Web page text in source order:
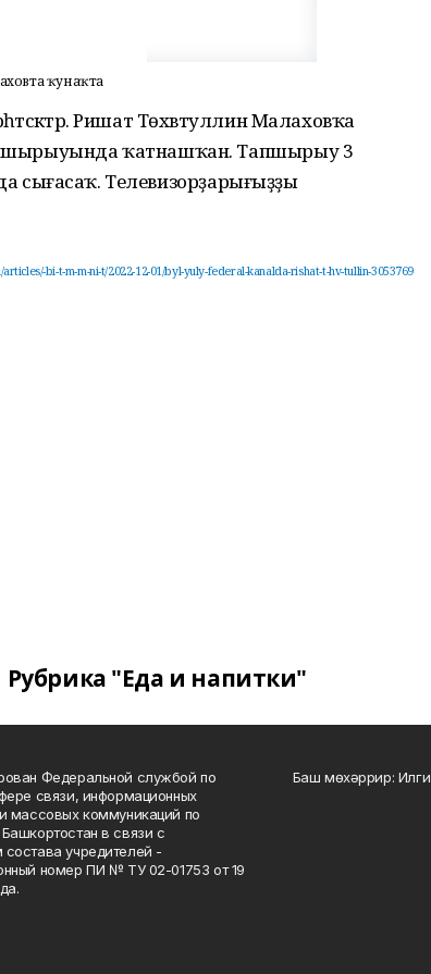
ҡунаҡта
Ришат Төхвәтуллин Малаховҡа
ҡатнашҡан. Тапшырыу 3
сығасаҡ. Телевизорҙарығыҙҙы
bi-t-m-m-ni-t/2022-12-01/byl-yuly-federal-kanalda-rishat-t-hv-tullin-3053769
Рубрика "Еда и напитки"
Федеральной службой по
связи, информационных
массовых коммуникаций по
в связи с
учредителей -
номер ПИ № ТУ 02-01753 от 19
Баш мөхәррир: